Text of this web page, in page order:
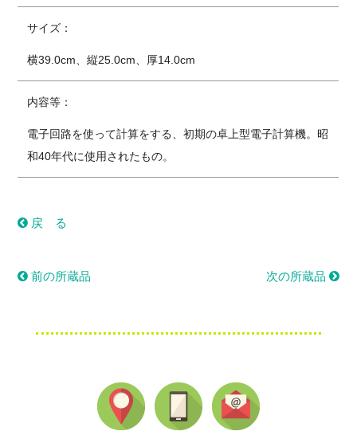
サイズ：
横39.0cm、縦25.0cm、厚14.0cm
内容等：
電子回路を使って計算をする、初期の卓上型電子計算機。昭
和40年代に使用されたもの。
戻 る
前の所蔵品 次の所蔵品